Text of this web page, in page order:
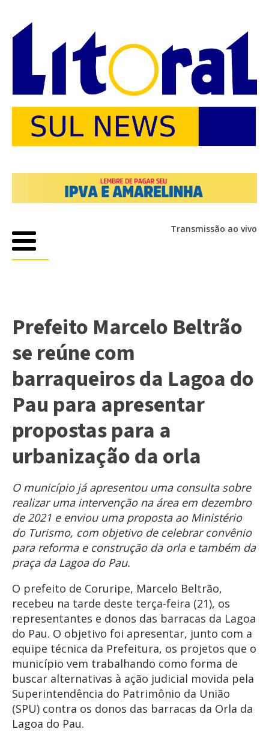
Transmissão ao vivo
Prefeito Marcelo Beltrão
se reúne com
barraqueiros da Lagoa do
Pau para apresentar
propostas para a
urbanização da orla
O município já apresentou uma consulta sobre
realizar uma intervenção na área em dezembro
de 2021 e enviou uma proposta ao Ministério
do Turismo, com objetivo de celebrar convênio
para reforma e construção da orla e também da
praça da Lagoa do Pau.
O prefeito de Coruripe, Marcelo Beltrão,
recebeu na tarde deste terça-feira (21), os
representantes e donos das barracas da Lagoa
do Pau. O objetivo foi apresentar, junto com a
equipe técnica da Prefeitura, os projetos que o
município vem trabalhando como forma de
buscar alternativas à ação judicial movida pela
Superintendência do Patrimônio da União
(SPU) contra os donos das barracas da Orla da
Lagoa do Pau.